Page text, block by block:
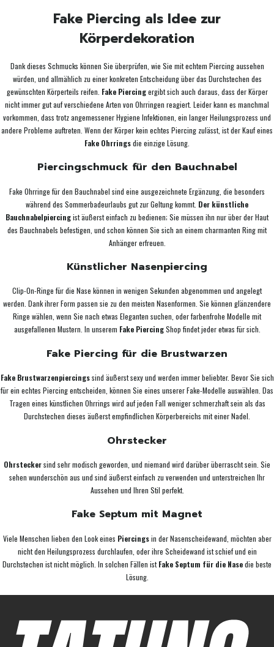
Fake Piercing als Idee zur
Körperdekoration
Dank dieses Schmucks können Sie überprüfen, wie Sie mit echtem Piercing aussehen
würden, und allmählich zu einer konkreten Entscheidung über das Durchstechen des
gewünschten Körperteils reifen. Fake Piercingergibt sich auch daraus, dass der Körper
nicht immer gut auf verschiedene Arten von Ohrringen reagiert. Leider kann es manchmal
vorkommen, dass trotz angemessener Hygiene Infektionen, ein langer Heilungsprozess und
andere Probleme auftreten. Wenn der Körper kein echtes Piercing zulässt, ist der Kauf eines
Fake Ohrringsdie einzige Lösung.
Piercingschmuck für den Bauchnabel
Fake Ohrringe für den Bauchnabel sind eine ausgezeichnete Ergänzung, die besonders
während des Sommerbadeurlaubs gut zur Geltung kommt. Der künstliche
Bauchnabelpiercingist äußerst einfach zu bedienen; Sie müssen ihn nur über der Haut
des Bauchnabels befestigen, und schon können Sie sich an einem charmanten Ring mit
Anhänger erfreuen.
Künstlicher Nasenpiercing
Clip-On-Ringe für die Nase können in wenigen Sekunden abgenommen und angelegt
werden. Dank ihrer Form passen sie zu den meisten Nasenformen. Sie können glänzendere
Ringe wählen, wenn Sie nach etwas Eleganten suchen, oder farbenfrohe Modelle mit
ausgefallenen Mustern. In unserem Fake PiercingShop findet jeder etwas für sich.
Fake Piercing für die Brustwarzen
Fake Brustwarzenpiercingssind äußerst sexy und werden immer beliebter. Bevor Sie sich
für ein echtes Piercing entscheiden, können Sie eines unserer Fake-Modelle auswählen. Das
Tragen eines künstlichen Ohrrings wird auf jeden Fall weniger schmerzhaft sein als das
Durchstechen dieses äußerst empfindlichen Körperbereichs mit einer Nadel.
Ohrstecker
Ohrsteckersind sehr modisch geworden, und niemand wird darüber überrascht sein. Sie
sehen wunderschön aus und sind äußerst einfach zu verwenden und unterstreichen Ihr
Aussehen und Ihren Stil perfekt.
Fake Septum mit Magnet
Viele Menschen lieben den Look eines Piercingsin der Nasenscheidewand, möchten aber
nicht den Heilungsprozess durchlaufen, oder ihre Scheidewand ist schief und ein
Durchstechen ist nicht möglich. In solchen Fällen istFake Septum für die Nasedie beste
Lösung.